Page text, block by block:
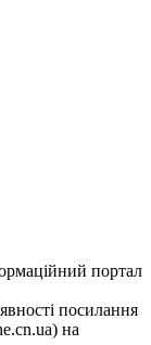
портал
посилання
на